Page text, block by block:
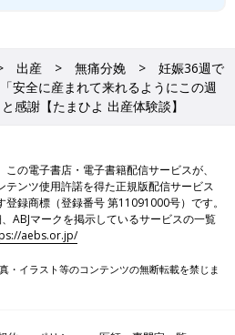
出産 無痛分娩
妊娠36週で
安全に産まれて来れるようにこの週
感謝【たまひよ 出産体験談】
この電子書店・電子書籍配信サービスが、
テンツ使用許諾を得た正規版配信サービス
登録商標（登録番号 第11091000号）です。
ABJマークを掲示しているサービスの一覧
aebs.or.jp/
・イラスト等のコンテンツの無断転載を禁じま